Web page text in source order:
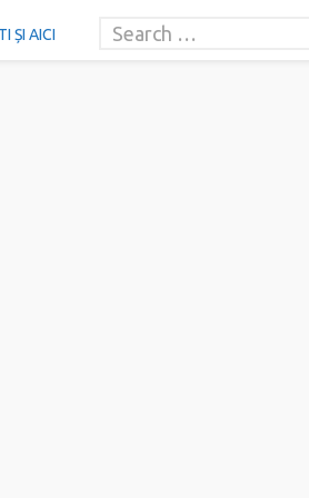
ȘI AICI